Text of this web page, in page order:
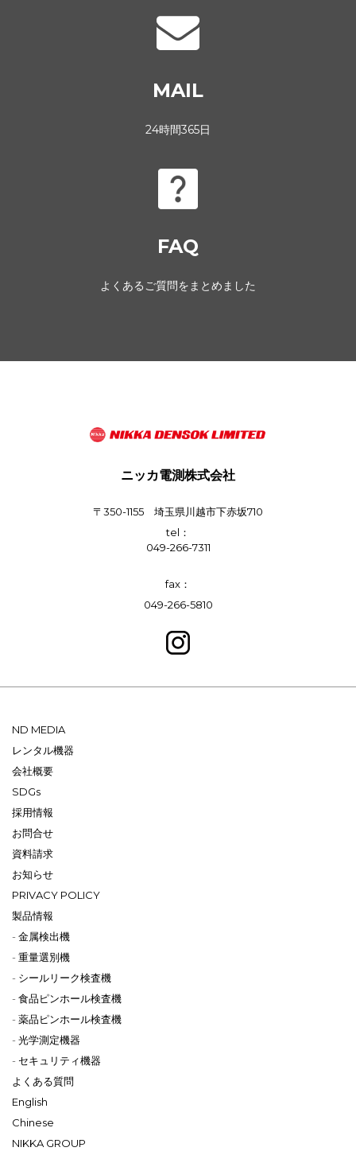
MAIL
24時間365日
FAQ
よくあるご質問をまとめました
ニッカ電測株式会社
〒350-1155 埼玉県川越市下赤坂710
tel：
049-266-7311
fax：
049-266-5810
ND MEDIA
レンタル機器
会社概要
SDGs
採用情報
お問合せ
資料請求
お知らせ
PRIVACY POLICY
製品情報
金属検出機
重量選別機
シールリーク検査機
食品ピンホール検査機
薬品ピンホール検査機
光学測定機器
セキュリティ機器
よくある質問
English
Chinese
NIKKA GROUP